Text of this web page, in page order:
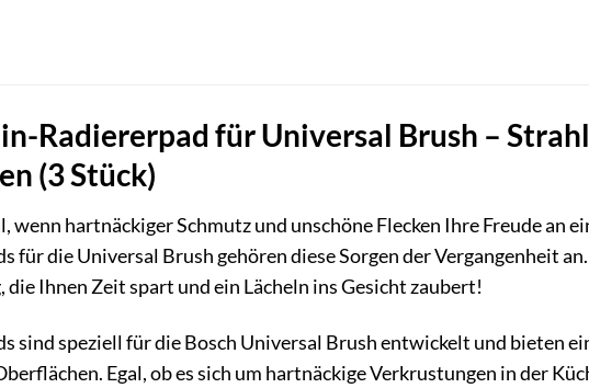
Radiererpad für Universal Brush –
(3 Stück)
wenn hartnäckiger Schmutz und unschöne Flecken Ihre Freude an
für die Universal Brush gehören diese Sorgen der Vergangenheit
die Ihnen Zeit spart und ein Lächeln ins Gesicht zaubert!
sind speziell für die Bosch Universal Brush entwickelt und bieten
Egal, ob es sich um hartnäckige Verkrustungen in der